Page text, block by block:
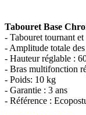
Tabouret Base
- Tabouret tournant
- Amplitude totale
- Hauteur réglable :
- Bras multifonction
- Poids: 10 kg
- Garantie : 3 ans
- Référence :